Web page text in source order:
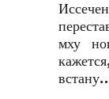
мху